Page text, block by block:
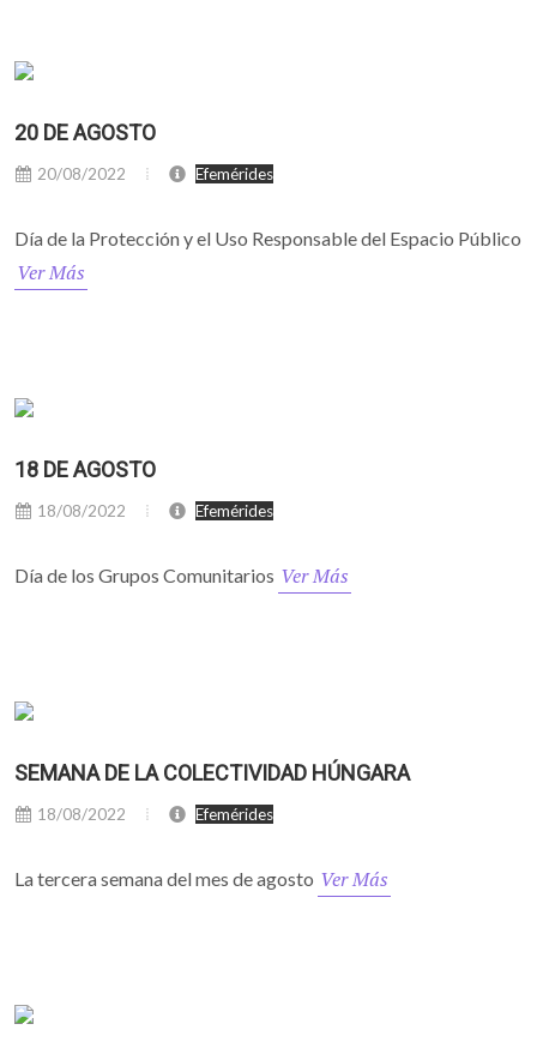
20 DE AGOSTO
20/08/2022 Efemérides
Día de la Protección y el Uso Responsable del Espacio Público
Ver Más
18 DE AGOSTO
18/08/2022 Efemérides
Día de los Grupos Comunitarios Ver Más
SEMANA DE LA COLECTIVIDAD HÚNGARA
18/08/2022 Efemérides
La tercera semana del mes de agosto Ver Más